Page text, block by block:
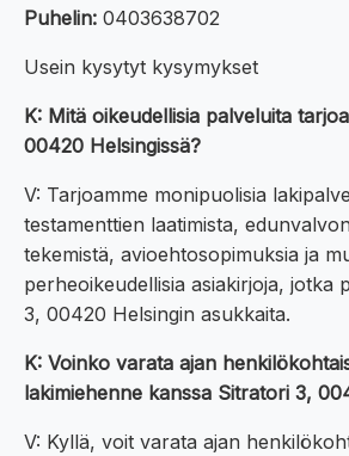
Puhelin: 0403638702
Usein kysytyt kysymykset
K: Mitä oikeudellisia palveluita
00420 Helsingissä?
V: Tarjoamme monipuolisia
testamenttien laatimista,
tekemistä, avioehtosopimuksia ja
perheoikeudellisia asiakirjoja, jotka
3, 00420 Helsingin asukkaita.
K: Voinko varata ajan
lakimiehenne kanssa Sitratori 3,
V: Kyllä, voit varata ajan